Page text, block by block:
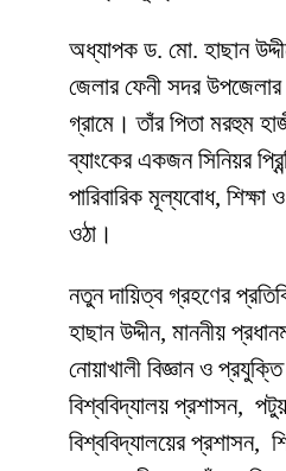
অধ্যাপক ড. মো. হাছান
জেলার ফেনী সদর উপজেলার
গ্রামে। তাঁর পিতা মরহুম
ব্যাংকের একজন সিনিয়র
পারিবারিক মূল্যবোধ, শিক্ষা
ওঠা।
নতুন দায়িত্ব গ্রহণের
হাছান উদ্দীন, মাননীয়
নোয়াখালী বিজ্ঞান ও
বিশ্ববিদ্যালয় প্রশাসন,
বিশ্ববিদ্যালয়ের প্রশাসন,